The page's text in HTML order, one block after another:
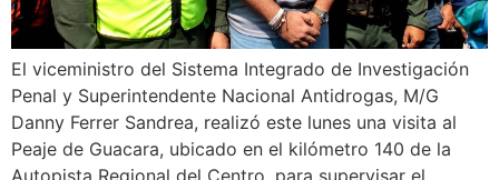
El viceministro del Sistema Integrado de Investigación
Penal y Superintendente Nacional Antidrogas, M/G
Danny Ferrer Sandrea, realizó este lunes una visita al
Peaje de Guacara, ubicado en el kilómetro 140 de la